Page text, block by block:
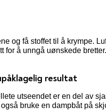
og få stoffet til å krympe.
for å unngå uønskede bretter.
resultat
utseendet er en del av
bruke en dampbåt på